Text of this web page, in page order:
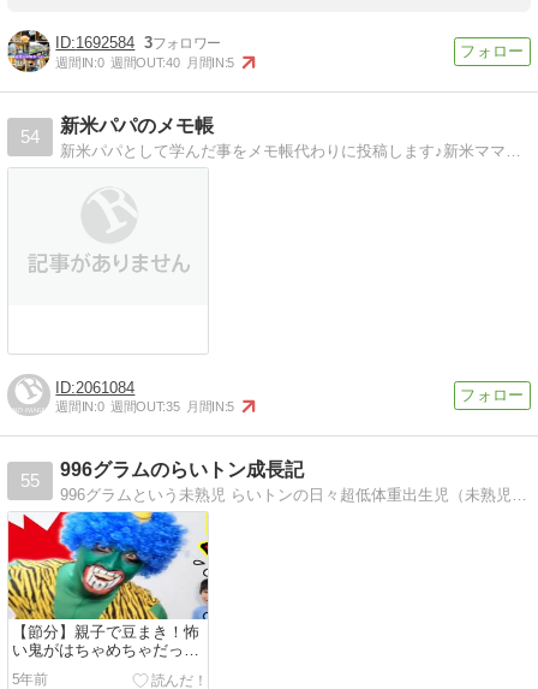
1692584 3
週間IN:0 週間OUT:40 月間IN:5
54
新米パパのメモ帳
新米パパとして学んだ事をメモ帳代わりに投稿します♪新米ママの子育て日記もあるよ！
2061084
週間IN:0 週間OUT:35 月間IN:5
55
996グラムのらいトン成長記
996グラムという未熟児 らいトンの日々超低体重出生児（未熟児）のらいトン、イケメンに成長中！！
【節分】親子で豆まき！怖
い鬼がはちゃめちゃだった
（笑）
5年前